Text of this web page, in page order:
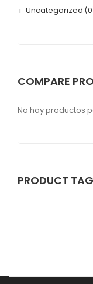
Uncategorized
COMPARE
No hay productos
PRODUCT